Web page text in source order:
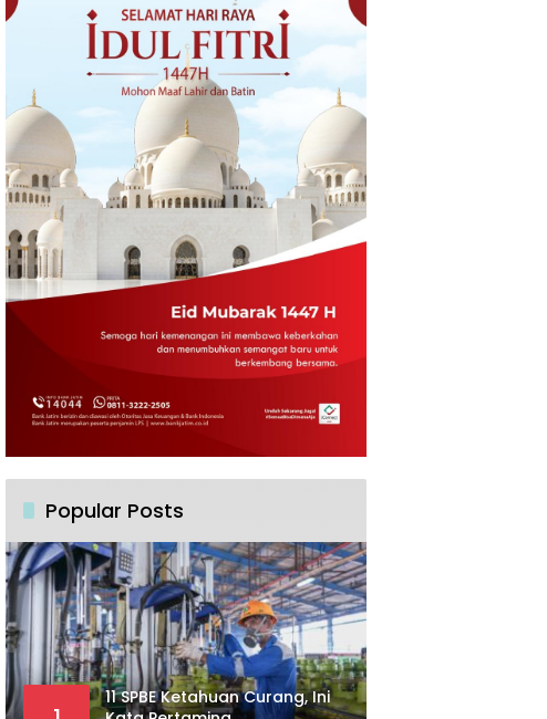
Popular Posts
11 SPBE Ketahuan Curang, Ini